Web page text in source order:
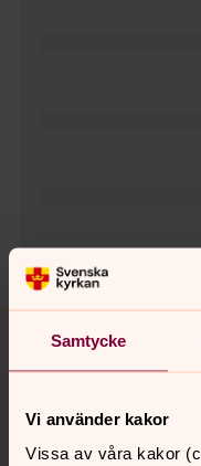
Samtycke
Vi använder kakor
Vissa av våra kakor
Tillbaka till toppen
Tillbaka till innehållet
Kontakt